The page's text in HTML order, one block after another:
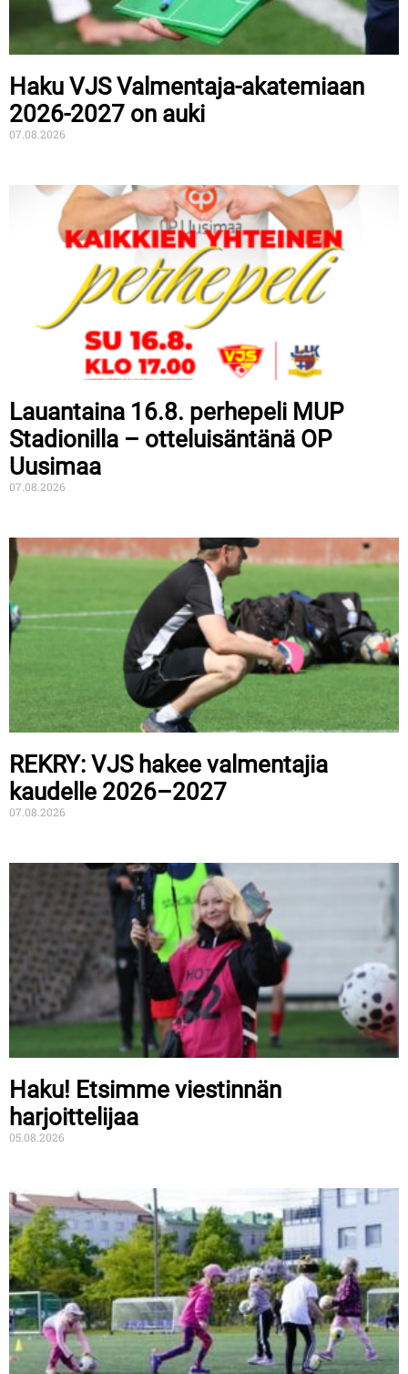
Haku VJS Valmentaja-akatemiaan
2026-2027 on auki
07.08.2026
Lauantaina 16.8. perhepeli MUP
Stadionilla – otteluisäntänä OP
Uusimaa
07.08.2026
REKRY: VJS hakee valmentajia
kaudelle 2026–2027
07.08.2026
Haku! Etsimme viestinnän
harjoittelijaa
05.08.2026